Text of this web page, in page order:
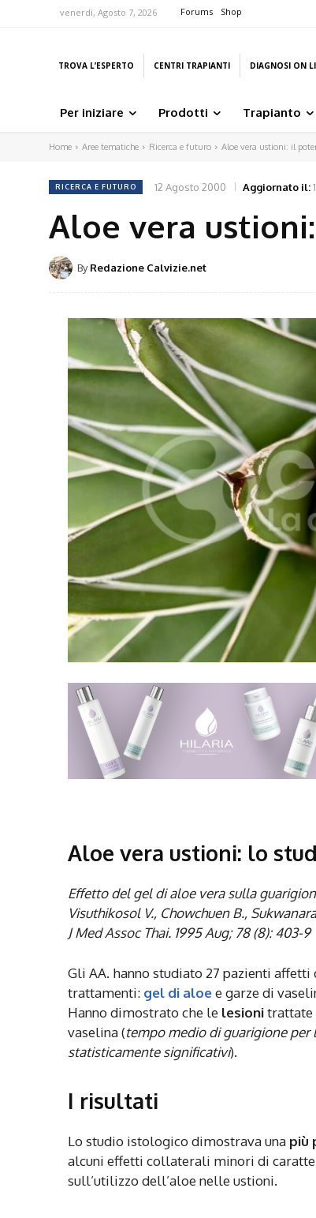
venerdì, Agosto 7, 2026 Forums Shop
TROVA L’ESPERTO CENTRI TRAPIANTI DIAGNOSI ON
Per iniziare Prodotti Trapianto
Home Aree tematiche Ricerca e futuro Aloe vera ustioni: il
RICERCA E FUTURO 12 Agosto 2000 Aggiornato il:
Aloe vera
By Redazione Calvizie.net
Aloe vera ustioni: lo
Effetto del gel di aloe vera sulla
Visuthikosol V., Chowchuen B.,
J Med Assoc Thai. 1995 Aug; 78 (8): 403-9
Gli AA. hanno studiato 27 pazienti
trattamenti: gel di aloee garze di
Hanno dimostrato che le lesionitrattate
vaselina (tempo medio di guarigione per
statisticamente significativi).
I risultati
Lo studio istologico dimostrava una più
alcuni effetti collaterali minori di
sull’utilizzo dell’aloe nelle ustioni.